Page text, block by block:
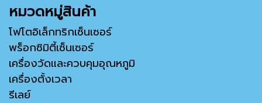
หมวดหมู่สินค้า
โฟโตอิเล็กทริกเซ็นเซอร์
พร็อกซิมิตี้เซ็นเซอร์
เครื่องวัดและควบคุมอุณหภูมิ
เครื่องตั้งเวลา
รีเลย์